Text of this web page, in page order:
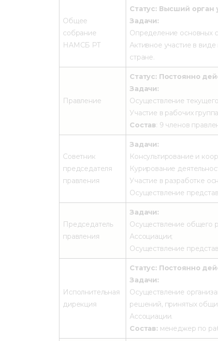
Общее
собрание
НАМСБ РТ
Статус: Высший орган
Задачи:
Определение основных
Активное участие в
стране.
Правление
Статус: Постоянно
Задачи:
Осуществление
Участие в рабочих
Состав: 9 членов
Советник
председателя
правления
Задачи:
Консультирование и
Курирование
Участие в разработке
Осуществление
Председатель
правления
Задачи:
Осуществление общего
Ассоциации;
Осуществление
Исполнительная
дирекция
Статус: Постоянно
Задачи:
Осуществление
решений, принятых
Ассоциации.
Состав: менеджер по